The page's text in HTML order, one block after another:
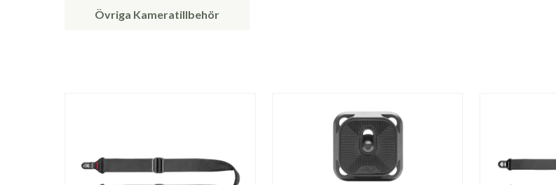
Övriga Kameratillbehör